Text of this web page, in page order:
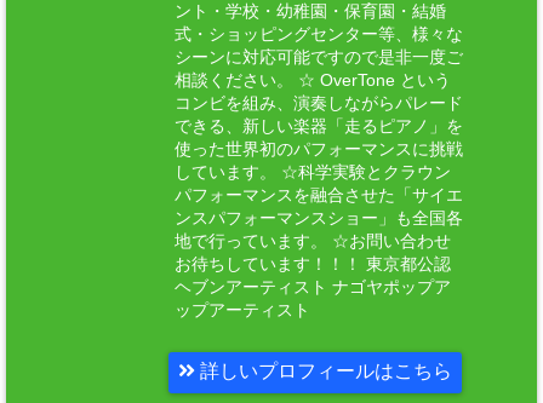
ント・学校・幼稚園・保育園・結婚
式・ショッピングセンター等、様々な
シーンに対応可能ですので是非一度ご
相談ください。 ☆ OverTone という
コンビを組み、演奏しながらパレード
できる、新しい楽器「走るピアノ」を
使った世界初のパフォーマンスに挑戦
しています。 ☆科学実験とクラウン
パフォーマンスを融合させた「サイエ
ンスパフォーマンスショー」も全国各
地で行っています。 ☆お問い合わせ
お待ちしています！！！ 東京都公認
ヘブンアーティスト ナゴヤポップア
ップアーティスト
詳しいプロフィールはこちら